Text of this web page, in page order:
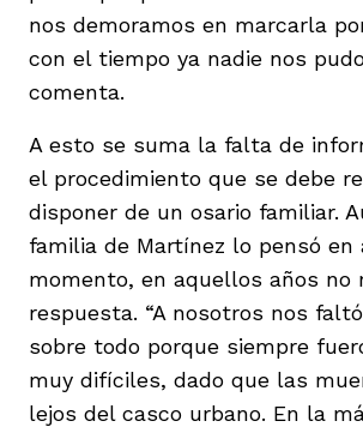
nos demoramos en marcarla
con el tiempo ya nadie nos
comenta.
A esto se suma la falta de
el procedimiento que se debe
disponer de un osario familiar.
familia de Martínez lo pensó en
momento, en aquellos años no
respuesta. “A nosotros nos
sobre todo porque siempre
muy difíciles, dado que las
lejos del casco urbano. En la